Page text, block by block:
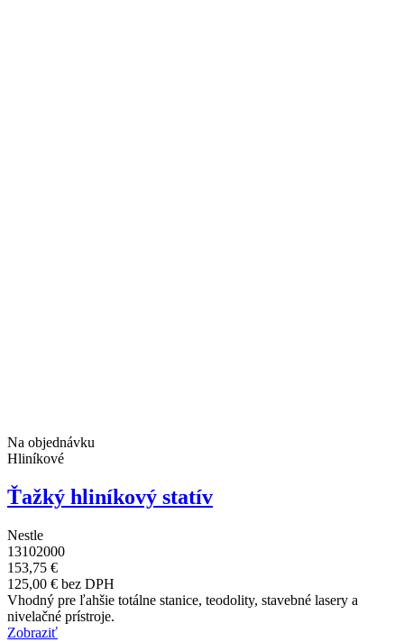
Na objednávku
Hliníkové
Ťažký hliníkový statív
Nestle
13102000
153,75 €
125,00 € bez DPH
Vhodný pre ľahšie totálne stanice, teodolity, stavebné lasery a
nivelačné prístroje.
Zobraziť